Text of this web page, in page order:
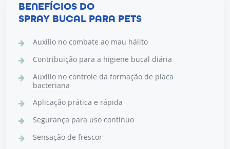
BENEFÍCIOS DO
SPRAY BUCAL PARA PETS
Auxílio no combate ao mau hálito
Contribuição para a higiene bucal diária
Auxílio no controle da formação de placa
bacteriana
Aplicação prática e rápida
Segurança para uso contínuo
Sensação de frescor